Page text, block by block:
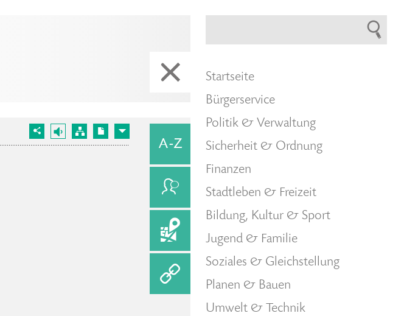
Startseite
Bürgerservice
Politik & Verwaltung
Sicherheit & Ordnung
Finanzen
Stadtleben & Freizeit
Bildung, Kultur & Sport
Jugend & Familie
Soziales & Gleichstellung
Planen & Bauen
Umwelt & Technik